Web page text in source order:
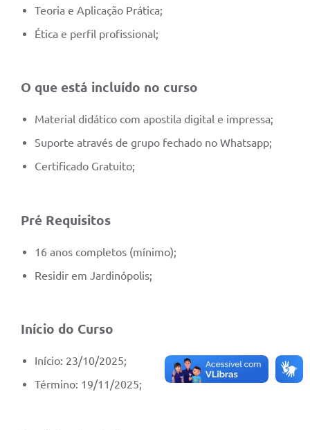
Teoria e Aplicação Prática;
Ética e perfil profissional;
O que está incluído no curso
Material didático com apostila digital e impressa;
Suporte através de grupo fechado no Whatsapp;
Certificado Gratuito;
Pré Requisitos
16 anos completos (mínimo);
Residir em Jardinópolis;
Início do Curso
Início: 23/10/2025;
Término: 19/11/2025;